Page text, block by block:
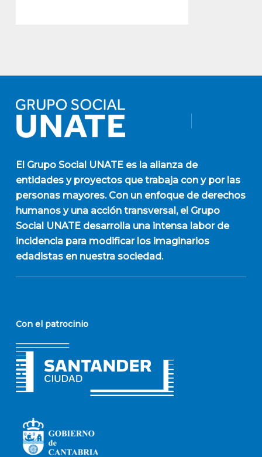
El Grupo Social UNATEes la alianza de
entidades y proyectos que trabaja con y por las
personas mayores. Con un enfoque de derechos
humanos y una acción transversal, el Grupo
Social UNATE desarrolla una intensa labor de
incidencia para modificar los imaginarios
edadistas en nuestra sociedad.
Con el patrocinio